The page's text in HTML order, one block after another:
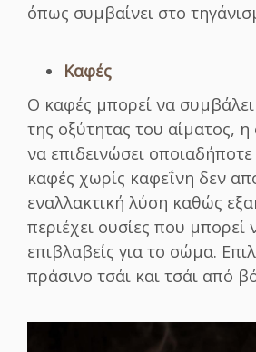
όπως συμβαίνει στο
Καφές
Ο καφές μπορεί να
της οξύτητας του αίματος,
να επιδεινώσει
καφές χωρίς καφεΐνη δεν
εναλλακτική λύση καθώς
περιέχει ουσίες που μπορεί
επιβλαβείς για το σώμα.
πράσινο τσάι και τσάι από